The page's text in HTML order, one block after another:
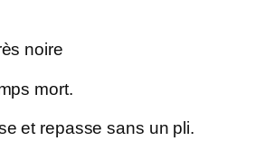
noire
mort.
et repasse sans un pli.